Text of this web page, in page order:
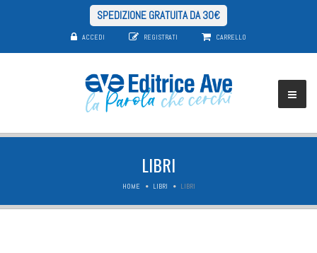
SPEDIZIONE GRATUITA DA 30€
ACCEDI REGISTRATI CARRELLO
LIBRI
HOME LIBRI LIBRI